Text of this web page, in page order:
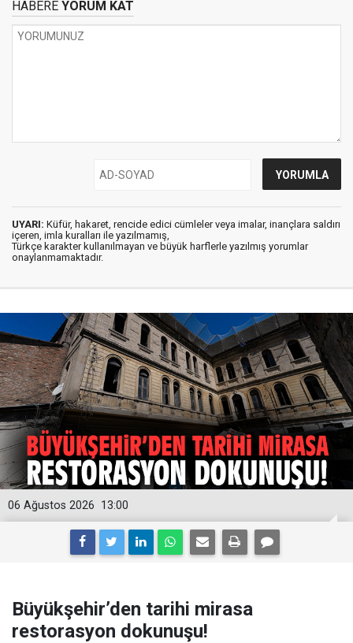
HABERE YORUM KAT
UYARI: Küfür, hakaret, rencide edici cümleler veya imalar, inançlara saldırı
içeren, imla kuralları ile yazılmamış,
Türkçe karakter kullanılmayan ve büyük harflerle yazılmış yorumlar
onaylanmamaktadır.
13:00
06 Ağustos 2026
Büyükşehir’den tarihi mirasa
restorasyon dokunuşu!